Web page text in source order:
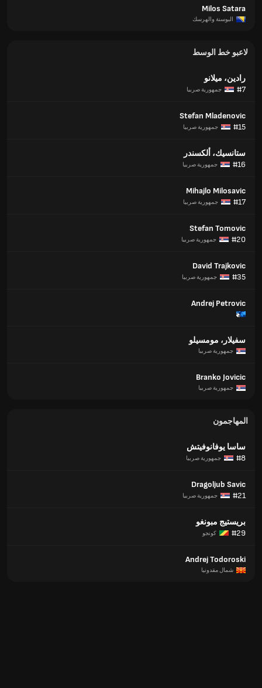
Milos Satara
البوسنة والهرسك
لاعبو خط الوسط
رادين، ميلانو
#7
جمهورية صربيا
Stefan Mladenovic
#15
جمهورية صربيا
ستانسيك، ألكسندر
#16
جمهورية صربيا
Mihajlo Milosavic
#17
جمهورية صربيا
Stefan Tomovic
#20
جمهورية صربيا
David Trajkovic
#35
جمهورية صربيا
Andrej Petrovic
سفيلار، مومسيلو
جمهورية صربيا
Branko Jovicic
جمهورية صربيا
المهاجمون
ساسا يوفانوفيتش
#8
جمهورية صربيا
Dragoljub Savic
#21
جمهورية صربيا
بريستيج مبونغو
#29
كونجو
Andrej Todoroski
شمال مقدونيا